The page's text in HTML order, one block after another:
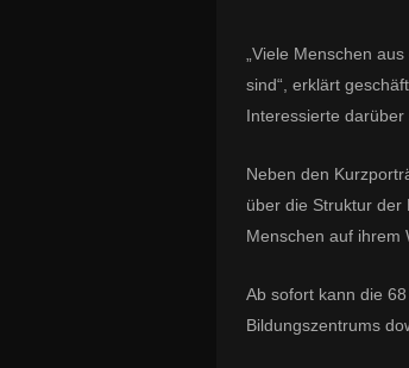
„Viele Menschen
sind“, erklärt
Interessierte darüber
Neben den
über die Struktur der
Menschen auf
Ab sofort kann die
Bildungszentrums